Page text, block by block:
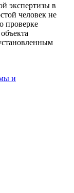
экспертизы в
человек не
проверке
и